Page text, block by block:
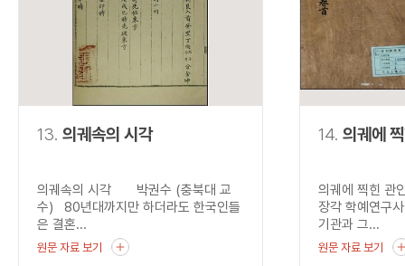
13. 의궤속의 시각
의궤속의 시각 박권수 (충북대 교
수) 80년대까지만 하더라도 한국인들
은 결혼...
원문 자료 보기
14. 의궤에
의궤에 찍힌
장각 학예연구
기관과 그...
원문 자료 보기